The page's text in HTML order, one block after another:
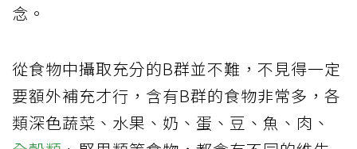
念。
從食物中攝取充分的B群並不難，不見得一定
要額外補充才行，含有B群的食物非常多，各
類深色蔬菜、水果、奶、蛋、豆、魚、肉、